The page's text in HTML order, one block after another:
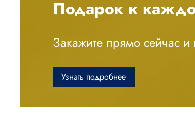
Подарок к
Закажите прямо сейчас и
Узнать подробнее